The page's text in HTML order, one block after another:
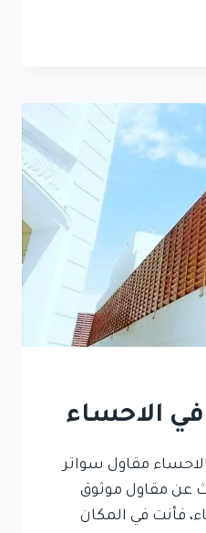
الاحساء
مقاول سواتر
عن مقاول موثوق
فأنت في المكان